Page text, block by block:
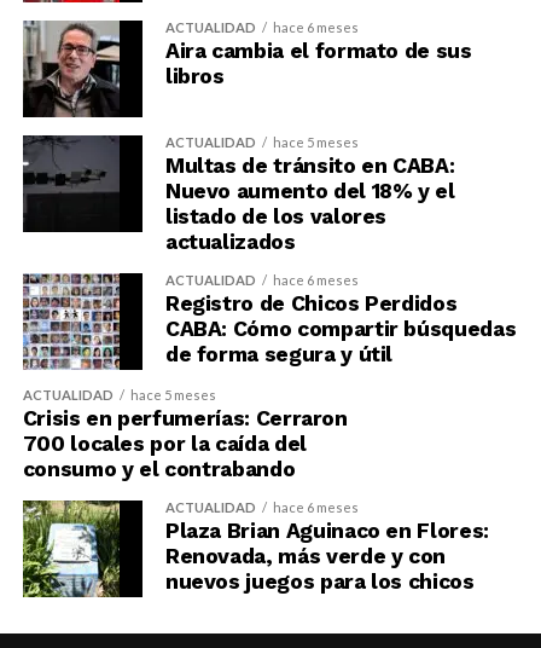
ACTUALIDAD hace 6 meses
Aira cambia el formato de sus
libros
ACTUALIDAD hace 5 meses
Multas de tránsito en CABA:
Nuevo aumento del 18% y el
listado de los valores
actualizados
ACTUALIDAD hace 6 meses
Registro de Chicos Perdidos
CABA: Cómo compartir búsquedas
de forma segura y útil
ACTUALIDAD hace 5 meses
Crisis en perfumerías: Cerraron
700 locales por la caída del
consumo y el contrabando
ACTUALIDAD hace 6 meses
Plaza Brian Aguinaco en Flores:
Renovada, más verde y con
nuevos juegos para los chicos